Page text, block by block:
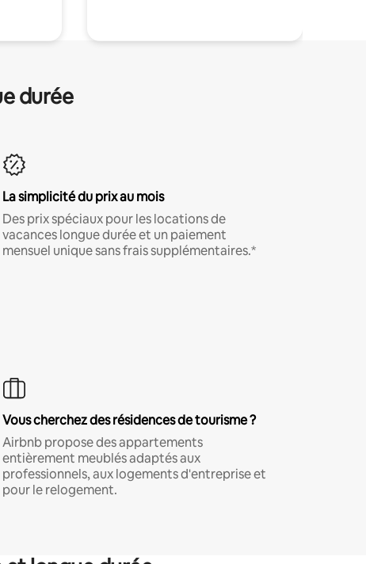
durée
La simplicité du prix au mois
Des prix spéciaux pour les locations de
vacances longue durée et un paiement
mensuel unique sans frais supplémentaires.*
Vous cherchez des résidences de tourisme ?
Airbnb propose des appartements
entièrement meublés adaptés aux
professionnels, aux logements d'entreprise et
pour le relogement.